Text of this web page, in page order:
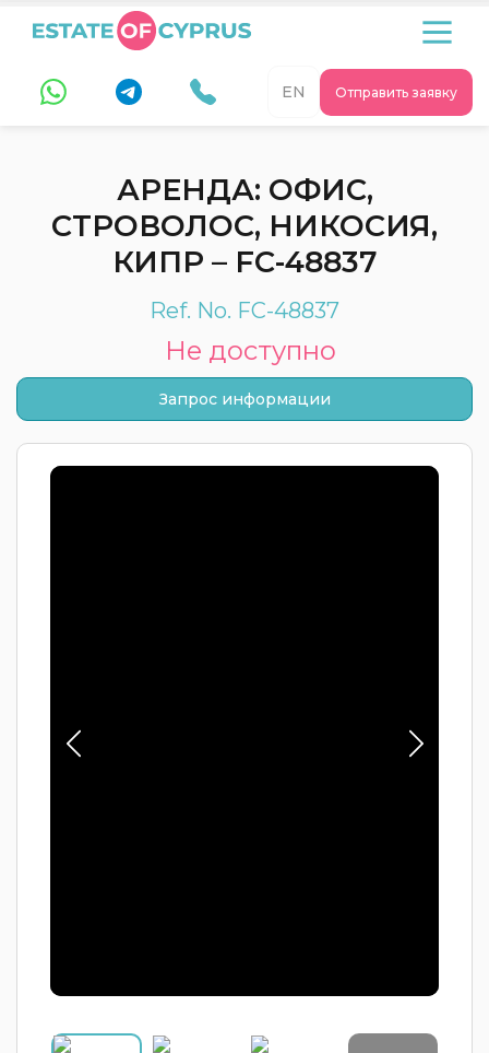
Отправить заявку
EN
АРЕНДА: ОФИС,
СТРОВОЛОС, НИКОСИЯ,
КИПР – FC-48837
Ref. No. FC-48837
Не доступно
Запрос информации